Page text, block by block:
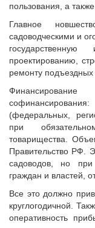
ЮРИДИЧЕСКИЙ
Новости
пользования, а
Главное
садоводческими и
проектированию,
ремонту подъездных
(федеральных,
при
товарищества.
Правительство РФ.
садоводов, но
граждан и властей,
Все это должно
круглогодичной.
оперативность